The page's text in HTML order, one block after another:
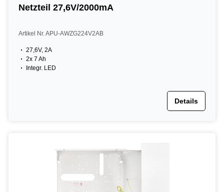
Netzteil 27,6V/2000mA
Artikel Nr. APU-AWZG224V2AB
27,6V, 2A
2x 7 Ah
Integr. LED
Details